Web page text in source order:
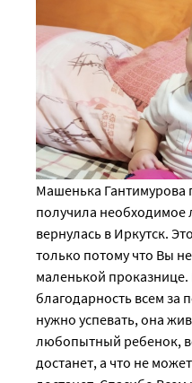
Машенька Гантимурова
получила необходимое
вернулась в Иркутск.
только потому что Вы
маленькой
благодарность всем за
нужно успевать, она
любопытный ребенок,
достанет, а что не